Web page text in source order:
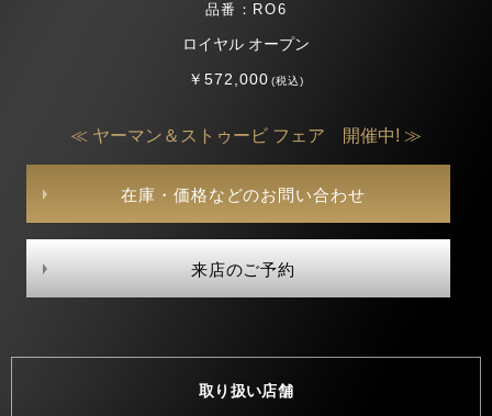
品番：RO6
ロイヤル オープン
￥572,000(税込)
≪ ヤーマン＆ストゥービ フェア 開催中! ≫
在庫・価格などのお問い合わせ
来店のご予約
取り扱い店舗